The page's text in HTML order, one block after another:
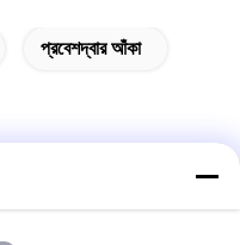
প্রবেশদ্বার আঁকা